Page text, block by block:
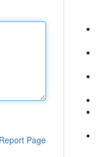
Report Page